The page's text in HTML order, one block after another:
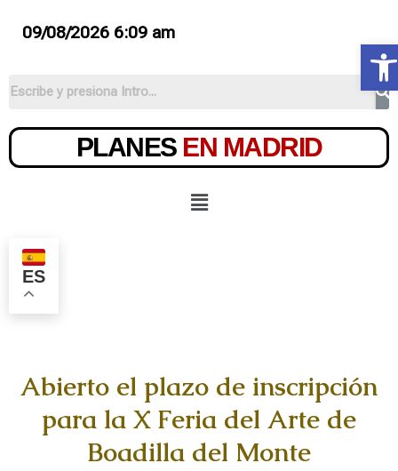
09/08/2026 6:09 am
PLANES EN MADRID
ES
Abierto el plazo de inscripción
para la X Feria del Arte de
Boadilla del Monte